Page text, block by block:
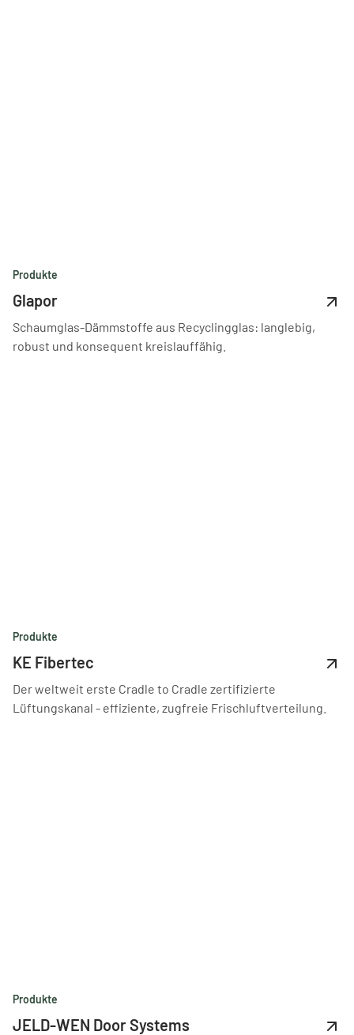
Produkte
Glapor
Schaumglas-Dämmstoffe aus Recyclingglas: langlebig,
robust und konsequent kreislauffähig.
Produkte
KE Fibertec
Der weltweit erste Cradle to Cradle zertifizierte
Lüftungskanal - effiziente, zugfreie Frischluftverteilung.
Produkte
JELD-WEN Door Systems